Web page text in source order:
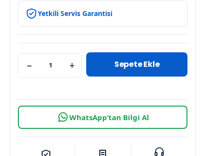
Yetkili Servis Garantisi
− + Sepete Ekle
WhatsApp’tan Bilgi Al